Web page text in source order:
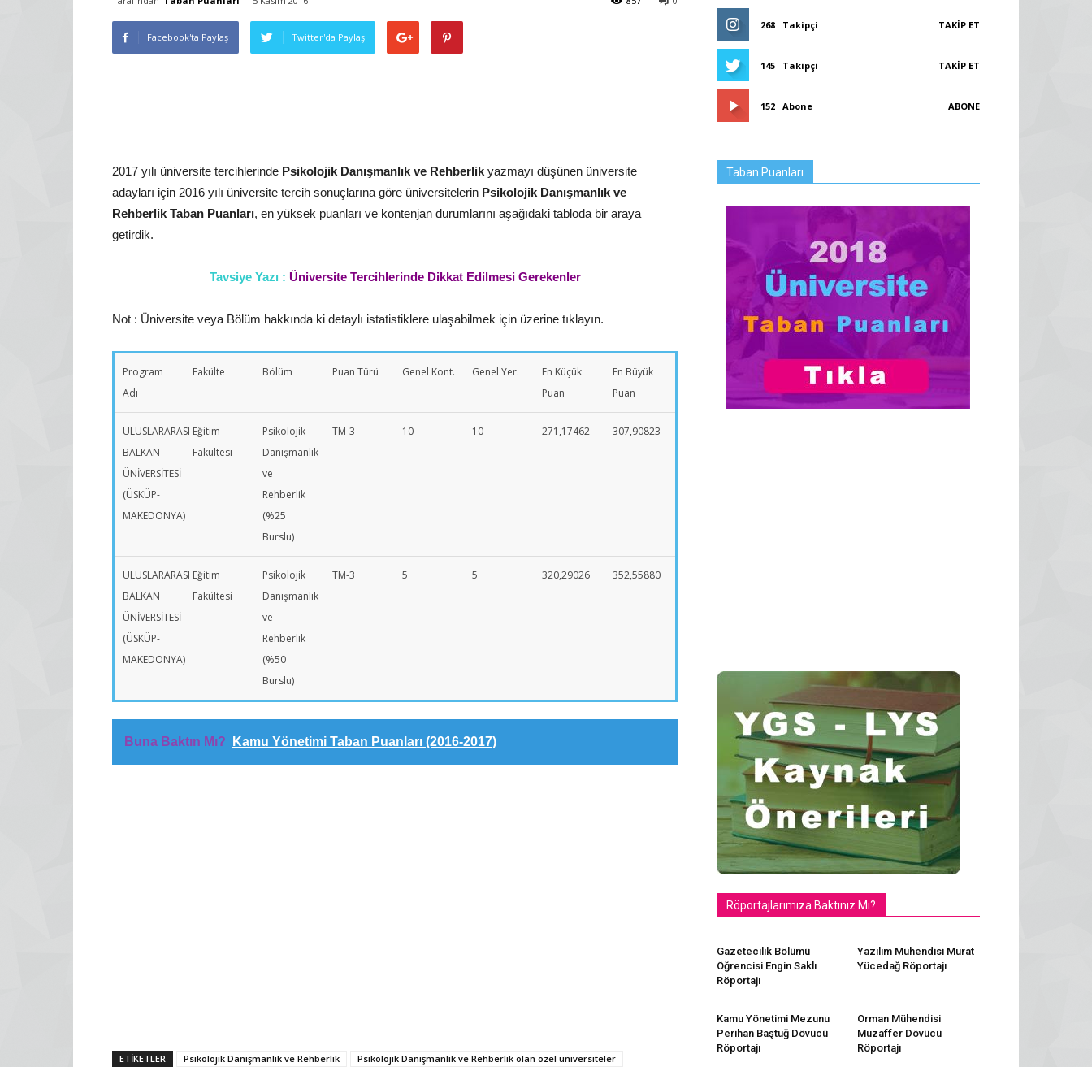
Facebook'ta Paylaş Twitter'da Paylaş
2017 yılı üniversite tercihlerinde Psikolojik Danışmanlık ve Rehberlik yazmayı düşünen üniversite
adayları için 2016 yılı üniversite tercih sonuçlarına göre üniversitelerin Psikolojik Danışmanlık ve
Rehberlik Taban Puanları, en yüksek puanları ve kontenjan durumlarını aşağıdaki tabloda bir araya
getirdik.
Tavsiye Yazı : Üniversite Tercihlerinde Dikkat Edilmesi Gerekenler
Not : Üniversite veya Bölüm hakkında ki detaylı istatistiklere ulaşabilmek için üzerine tıklayın.
Program
Adı
Fakülte Bölüm Puan Türü Genel Kont. Genel Yer.
En Küçük
Puan
En Büyük
Puan
ULUSLARARASI
BALKAN
ÜNİVERSİTESİ
(ÜSKÜP-
MAKEDONYA)
Eğitim
Fakültesi
Psikolojik
Danışmanlık
ve
Rehberlik
(%25
Burslu)
TM-3 10 10 271,17462 307,90823
ULUSLARARASI
BALKAN
ÜNİVERSİTESİ
(ÜSKÜP-
MAKEDONYA)
Eğitim
Fakültesi
Psikolojik
Danışmanlık
ve
Rehberlik
(%50
Burslu)
TM-3 5 5 320,29026 352,55880
Buna Baktın Mı? Kamu Yönetimi Taban Puanları (2016-2017)
ETİKETLER Psikolojik Danışmanlık ve Rehberlik
Psikolojik Danışmanlık ve Rehberlik olan özel üniversiteler
268 Takipçi TAKIP ET
145 Takipçi TAKIP ET
152 Abone ABONE
Taban Puanları
Röportajlarımıza Baktınız Mı?
Gazetecilik Bölümü
Öğrencisi Engin Saklı
Röportajı
Yazılım Mühendisi Murat
Yücedağ Röportajı
Kamu Yönetimi Mezunu
Perihan Baştuğ Dövücü
Röportajı
Orman Mühendisi
Muzaffer Dövücü
Röportajı